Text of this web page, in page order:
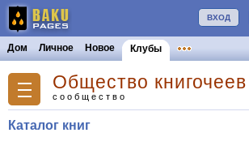
ВХОД
Дом Личное Новое Клубы
Общество книгочеев
сообщество
Каталог книг